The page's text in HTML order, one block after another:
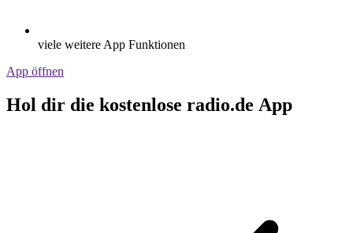
viele weitere App Funktionen
App öffnen
Hol dir die kostenlose radio.de App